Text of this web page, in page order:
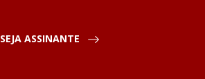
SEJA ASSINANTE